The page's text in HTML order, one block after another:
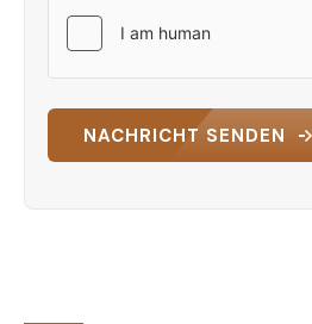
NACHRICHT SENDEN